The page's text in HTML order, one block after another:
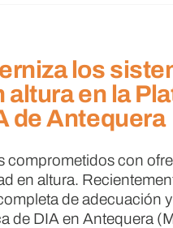
los
altura en la
de Antequera
comprometidos con
en altura.
de adecuación
de DIA en Antequera